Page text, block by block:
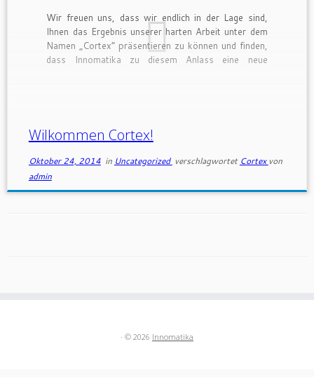
Wir freuen uns, dass wir endlich in der Lage sind,
Ihnen das Ergebnis unserer harten Arbeit unter dem
Namen „Cortex“ präsentieren zu können und finden,
dass Innomatika zu diesem Anlass eine neue
Wilkommen Cortex!
Oktober 24, 2014in Uncategorized verschlagwortet Cortex von
admin
· © 2026 Innomatika